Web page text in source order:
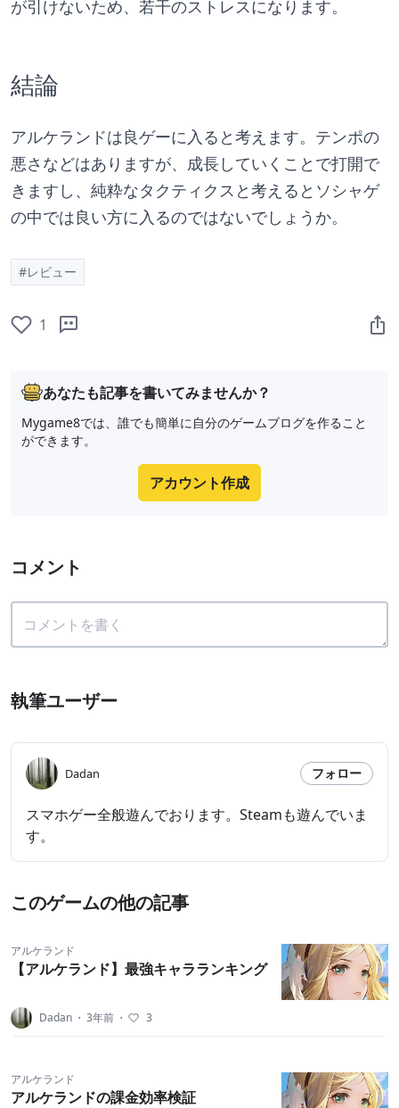
が引けないため、若干のストレスになります。
結論
アルケランドは良ゲーに入ると考えます。テンポの
悪さなどはありますが、成長していくことで打開で
きますし、純粋なタクティクスと考えるとソシャゲ
の中では良い方に入るのではないでしょうか。
#レビュー
1
あなたも記事を書いてみませんか？
Mygame8では、誰でも簡単に自分のゲームブログを作ること
ができます。
アカウント作成
コメント
執筆ユーザー
Dadan フォロー
スマホゲー全般遊んでおります。Steamも遊んでいま
す。
このゲームの他の記事
アルケランド
【アルケランド】最強キャラランキング
Dadan ・ 3年前 ・ 3
アルケランド
アルケランドの課金効率検証